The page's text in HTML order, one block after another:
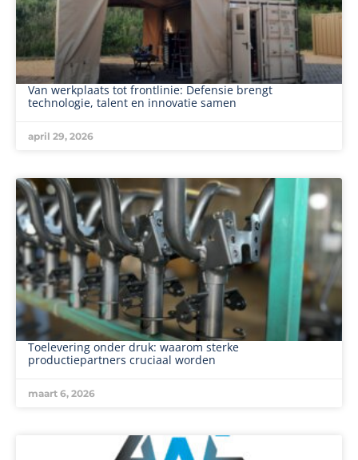
Van werkplaats tot frontlinie: Defensie brengt
technologie, talent en innovatie samen
april 29, 2026
Toelevering onder druk: waarom sterke
productiepartners cruciaal worden
maart 6, 2026